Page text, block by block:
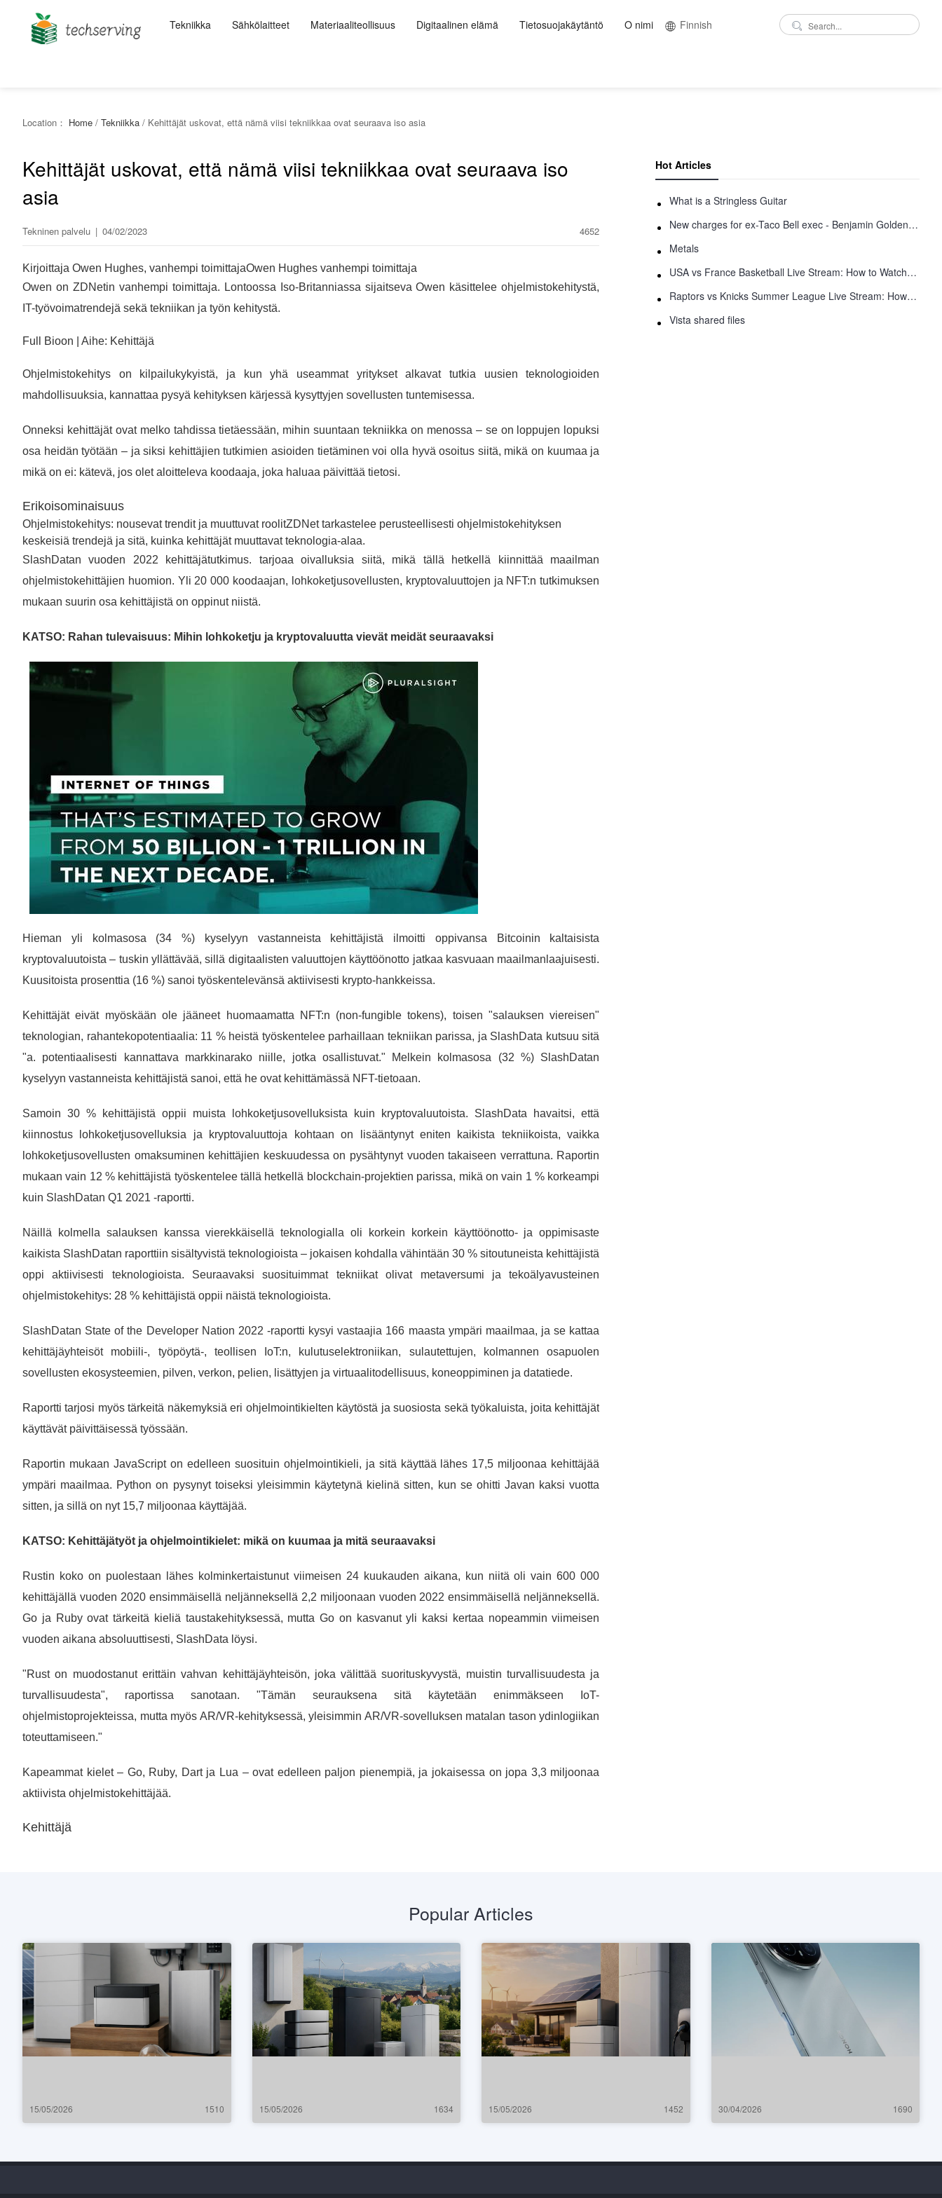
Tekniikka Sähkölaitteet Materiaaliteollisuus Digitaalinen elämä Tietosuojakäytäntö O nimi Finnish
Location： Home / Tekniikka / Kehittäjät uskovat, että nämä viisi tekniikkaa ovat seuraava iso asia
Kehittäjät uskovat, että nämä viisi tekniikkaa ovat seuraava iso
asia
Tekninen palvelu | 04/02/2023 4652
Kirjoittaja Owen Hughes, vanhempi toimittajaOwen Hughes vanhempi toimittaja
Owen on ZDNetin vanhempi toimittaja. Lontoossa Iso-Britanniassa sijaitseva Owen käsittelee ohjelmistokehitystä,
IT-työvoimatrendejä sekä tekniikan ja työn kehitystä.
Full Bioon | Aihe: Kehittäjä
Ohjelmistokehitys on kilpailukykyistä, ja kun yhä useammat yritykset alkavat tutkia uusien teknologioiden
mahdollisuuksia, kannattaa pysyä kehityksen kärjessä kysyttyjen sovellusten tuntemisessa.
Onneksi kehittäjät ovat melko tahdissa tietäessään, mihin suuntaan tekniikka on menossa – se on loppujen lopuksi
osa heidän työtään – ja siksi kehittäjien tutkimien asioiden tietäminen voi olla hyvä osoitus siitä, mikä on kuumaa ja
mikä on ei: kätevä, jos olet aloitteleva koodaaja, joka haluaa päivittää tietosi.
Erikoisominaisuus
Ohjelmistokehitys: nousevat trendit ja muuttuvat roolitZDNet tarkastelee perusteellisesti ohjelmistokehityksen
keskeisiä trendejä ja sitä, kuinka kehittäjät muuttavat teknologia-alaa.
SlashDatan vuoden 2022 kehittäjätutkimus. tarjoaa oivalluksia siitä, mikä tällä hetkellä kiinnittää maailman
ohjelmistokehittäjien huomion. Yli 20 000 koodaajan, lohkoketjusovellusten, kryptovaluuttojen ja NFT:n tutkimuksen
mukaan suurin osa kehittäjistä on oppinut niistä.
KATSO: Rahan tulevaisuus: Mihin lohkoketju ja kryptovaluutta vievät meidät seuraavaksi
Hieman yli kolmasosa (34 %) kyselyyn vastanneista kehittäjistä ilmoitti oppivansa Bitcoinin kaltaisista
kryptovaluutoista – tuskin yllättävää, sillä digitaalisten valuuttojen käyttöönotto jatkaa kasvuaan maailmanlaajuisesti.
Kuusitoista prosenttia (16 %) sanoi työskentelevänsä aktiivisesti krypto-hankkeissa.
Kehittäjät eivät myöskään ole jääneet huomaamatta NFT:n (non-fungible tokens), toisen "salauksen viereisen"
teknologian, rahantekopotentiaalia: 11 % heistä työskentelee parhaillaan tekniikan parissa, ja SlashData kutsuu sitä
"a. potentiaalisesti kannattava markkinarako niille, jotka osallistuvat." Melkein kolmasosa (32 %) SlashDatan
kyselyyn vastanneista kehittäjistä sanoi, että he ovat kehittämässä NFT-tietoaan.
Samoin 30 % kehittäjistä oppii muista lohkoketjusovelluksista kuin kryptovaluutoista. SlashData havaitsi, että
kiinnostus lohkoketjusovelluksia ja kryptovaluuttoja kohtaan on lisääntynyt eniten kaikista tekniikoista, vaikka
lohkoketjusovellusten omaksuminen kehittäjien keskuudessa on pysähtynyt vuoden takaiseen verrattuna. Raportin
mukaan vain 12 % kehittäjistä työskentelee tällä hetkellä blockchain-projektien parissa, mikä on vain 1 % korkeampi
kuin SlashDatan Q1 2021 -raportti.
Näillä kolmella salauksen kanssa vierekkäisellä teknologialla oli korkein korkein käyttöönotto- ja oppimisaste
kaikista SlashDatan raporttiin sisältyvistä teknologioista – jokaisen kohdalla vähintään 30 % sitoutuneista kehittäjistä
oppi aktiivisesti teknologioista. Seuraavaksi suosituimmat tekniikat olivat metaversumi ja tekoälyavusteinen
ohjelmistokehitys: 28 % kehittäjistä oppii näistä teknologioista.
SlashDatan State of the Developer Nation 2022 -raportti kysyi vastaajia 166 maasta ympäri maailmaa, ja se kattaa
kehittäjäyhteisöt mobiili-, työpöytä-, teollisen IoT:n, kulutuselektroniikan, sulautettujen, kolmannen osapuolen
sovellusten ekosysteemien, pilven, verkon, pelien, lisättyjen ja virtuaalitodellisuus, koneoppiminen ja datatiede.
Raportti tarjosi myös tärkeitä näkemyksiä eri ohjelmointikielten käytöstä ja suosiosta sekä työkaluista, joita kehittäjät
käyttävät päivittäisessä työssään.
Raportin mukaan JavaScript on edelleen suosituin ohjelmointikieli, ja sitä käyttää lähes 17,5 miljoonaa kehittäjää
ympäri maailmaa. Python on pysynyt toiseksi yleisimmin käytetynä kielinä sitten, kun se ohitti Javan kaksi vuotta
sitten, ja sillä on nyt 15,7 miljoonaa käyttäjää.
KATSO: Kehittäjätyöt ja ohjelmointikielet: mikä on kuumaa ja mitä seuraavaksi
Rustin koko on puolestaan ​​lähes kolminkertaistunut viimeisen 24 kuukauden aikana, kun niitä oli vain 600 000
kehittäjällä vuoden 2020 ensimmäisellä neljänneksellä 2,2 miljoonaan vuoden 2022 ensimmäisellä neljänneksellä.
Go ja Ruby ovat tärkeitä kieliä taustakehityksessä, mutta Go on kasvanut yli kaksi kertaa nopeammin viimeisen
vuoden aikana absoluuttisesti, SlashData löysi.
"Rust on muodostanut erittäin vahvan kehittäjäyhteisön, joka välittää suorituskyvystä, muistin turvallisuudesta ja
turvallisuudesta", raportissa sanotaan. "Tämän seurauksena sitä käytetään enimmäkseen IoT-
ohjelmistoprojekteissa, mutta myös AR/VR-kehityksessä, yleisimmin AR/VR-sovelluksen matalan tason ydinlogiikan
toteuttamiseen."
Kapeammat kielet – Go, Ruby, Dart ja Lua – ovat edelleen paljon pienempiä, ja jokaisessa on jopa 3,3 miljoonaa
aktiivista ohjelmistokehittäjää.
Kehittäjä
Hot Articles
What is a Stringless Guitar
New charges for ex-Taco Bell exec - Benjamin Golden - in Uber fracas
Metals
USA vs France Basketball Live Stream: How to Watch Online
Raptors vs Knicks Summer League Live Stream: How to Watch
Vista shared files
Popular Articles
15/05/2026 1510 15/05/2026 1634 15/05/2026 1452 30/04/2026 1690